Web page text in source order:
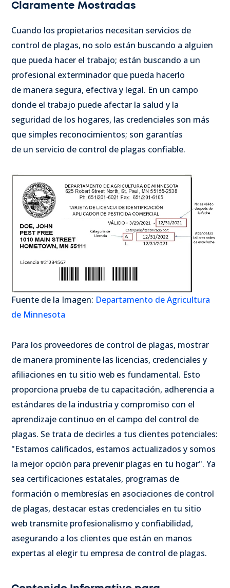
Claramente Mostradas
Cuando los propietarios necesitan servicios de
control de plagas, no solo están buscando a alguien
que pueda hacer el trabajo; están buscando a un
profesional exterminador que pueda hacerlo
de manera segura, efectiva y legal. En un campo
donde el trabajo puede afectar la salud y la
seguridad de los hogares, las credenciales son más
que simples reconocimientos; son garantías
de un servicio de control de plagas confiable.
Fuente de la Imagen: Departamento de Agricultura
de Minnesota
Para los proveedores de control de plagas, mostrar
de manera prominente las licencias, credenciales y
afiliaciones en tu sitio web es fundamental. Esto
proporciona prueba de tu capacitación, adherencia a
estándares de la industria y compromiso con el
aprendizaje continuo en el campo del control de
plagas. Se trata de decirles a tus clientes potenciales:
"Estamos calificados, estamos actualizados y somos
la mejor opción para prevenir plagas en tu hogar". Ya
sea certificaciones estatales, programas de
formación o membresías en asociaciones de control
de plagas, destacar estas credenciales en tu sitio
web transmite profesionalismo y confiabilidad,
asegurando a los clientes que están en manos
expertas al elegir tu empresa de control de plagas.